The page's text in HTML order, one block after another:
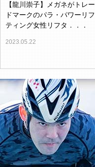
【龍川崇子】メガネがトレー
ドマークのパラ・パワーリフ
ティング女性リフタ．．．
2023.05.22